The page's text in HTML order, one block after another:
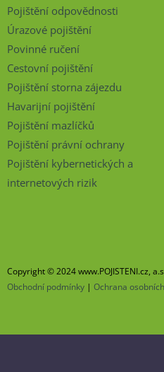
Pojištění odpovědnosti
Úrazové pojištění
Povinné ručení
Cestovní pojištění
Pojištění storna zájezdu
Havarijní pojištění
Pojištění mazlíčků
Pojištění právní ochrany
Pojištění kybernetických a
internetových rizik
Copyright © 2024 www.POJISTENI.cz,
Obchodní podmínky | Ochrana